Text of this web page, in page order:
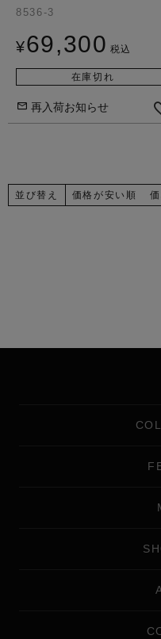
8536-3
¥69,300 税込
在庫切れ
再入荷お知らせ
並び替え 価格が安い順